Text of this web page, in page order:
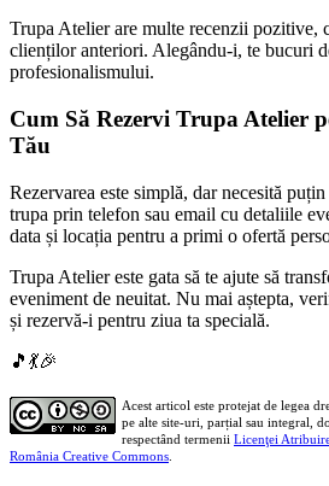
Trupa Atelier are multe recenzii pozitive,
clienților anteriori. Alegându-i, te bucuri
profesionalismului.
Cum Să Rezervi Trupa Atelier
Tău
Rezervarea este simplă, dar necesită
trupa prin telefon sau email cu detaliile
data și locația pentru a primi o ofertă
Trupa Atelier este gata să te ajute să
eveniment de neuitat. Nu mai aștepta,
și rezervă-i pentru ziua ta specială.
🎵💃🎉
Acest articol este protejat de legea
pe alte site-uri, parțial sau integral,
respectând termenii Licenţei
România Creative Commons